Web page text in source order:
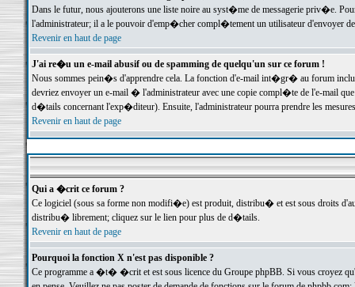
Dans le futur, nous ajouterons une liste noire au syst�me de messagerie priv�e.
l'administrateur; il a le pouvoir d'emp�cher compl�tement un utilisateur d'envoyer
Revenir en haut de page
J'ai re�u un e-mail abusif ou de spamming de quelqu'un sur ce forum !
Nous sommes pein�s d'apprendre cela. La fonction d'e-mail int�gr� au forum inclut
devriez envoyer un e-mail � l'administrateur avec une copie compl�te de l'e-mail
d�tails concernant l'exp�diteur). Ensuite, l'administrateur pourra prendre les
Revenir en haut de page
Qui a �crit ce forum ?
Ce logiciel (sous sa forme non modifi�e) est produit, distribu� et est sous droits
distribu� librement; cliquez sur le lien pour plus de d�tails.
Revenir en haut de page
Pourquoi la fonction X n'est pas disponible ?
Ce programme a �t� �crit et est sous licence du Groupe phpBB. Si vous croyez